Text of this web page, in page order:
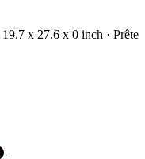
19.7 x 27.6 x 0 inch · Prête